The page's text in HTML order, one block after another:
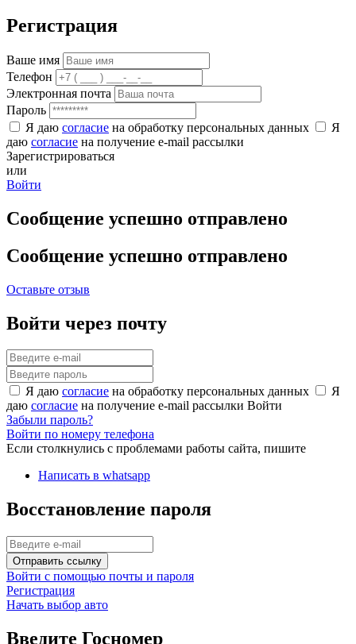
Регистрация
Ваше имя
Телефон
Электронная почта
Пароль
Я даю согласие на обработку персональных данных
Я
даю согласие на получение e-mail рассылки
Зарегистрироваться
или
Войти
Сообщение успешно отправлено
Сообщение успешно отправлено
Оставьте отзыв
Войти через почту
Я даю согласие на обработку персональных данных
Я
даю согласие на получение e-mail рассылки Войти
Забыли пароль?
Войти по номеру телефона
Если столкнулись с проблемами работы сайта, пишите
Написать в whatsapp
Восстановление пароля
Отправить ссылку
Войти с помощью почты и пароля
Регистрация
Начать выбор авто
Введите Госномер